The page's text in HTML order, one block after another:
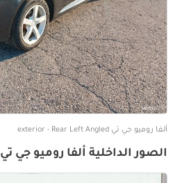
ألفا روميو جي تي exterior - Rear Left Angled
الصور الداخلية ألفا روميو جي تي